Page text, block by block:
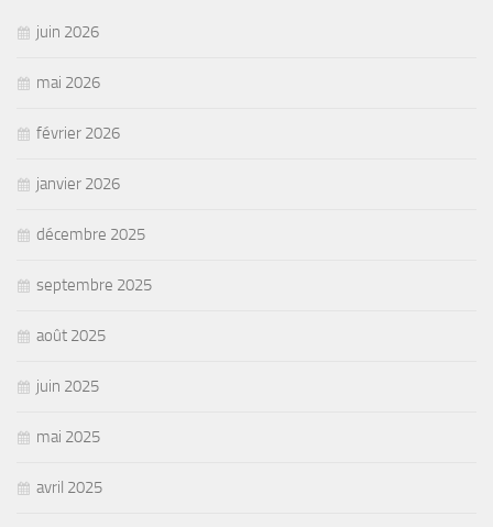
juin 2026
mai 2026
février 2026
janvier 2026
décembre 2025
septembre 2025
août 2025
juin 2025
mai 2025
avril 2025